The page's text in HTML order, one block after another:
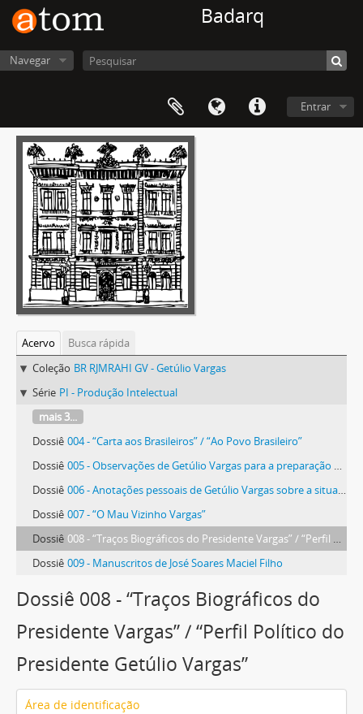
Badarq
Navegar
Entrar
Acervo
Busca rápida
Coleção BR RJMRAHI GV - Getúlio Vargas
Série PI - Produção Intelectual
mais 3...
Dossiê 004 - “Carta aos Brasileiros” / “Ao Povo Brasileiro”
Dossiê 005 - Observações de Getúlio Vargas para a preparação de discursos
Dossiê 006 - Anotações pessoais de Getúlio Vargas sobre a situação social, econômica e política do Brasil
Dossiê 007 - “O Mau Vizinho Vargas”
Dossiê 008 - “Traços Biográficos do Presidente Vargas” / “Perfil Político do Presidente Getúlio Vargas”
Dossiê 009 - Manuscritos de José Soares Maciel Filho
Dossiê 008 - “Traços Biográficos do
Presidente Vargas” / “Perfil Político do
Presidente Getúlio Vargas”
Área de identificação